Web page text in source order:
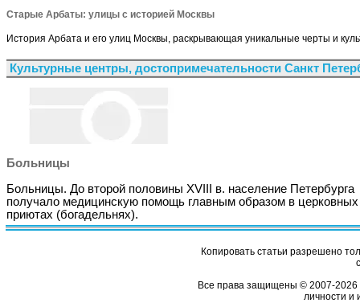
Старые Арбаты: улицы с историей Москвы
История Арбата и его улиц Москвы, раскрывающая уникальные черты и
Культурные центры, достопримечательности Санкт
Больницы
Больницы. До второй половины XVIII в. население Петербурга
получало медицинскую помощь главным образом в церковных
приютах (богадельнях).
Копировать статьи разрешено
Все права защищены © 2007-2026
личности и